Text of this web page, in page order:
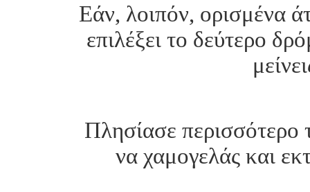
Εάν, λοιπόν, ορισμένα
επιλέξει το δεύτερο
Πλησίασε
να χαμογελάς και